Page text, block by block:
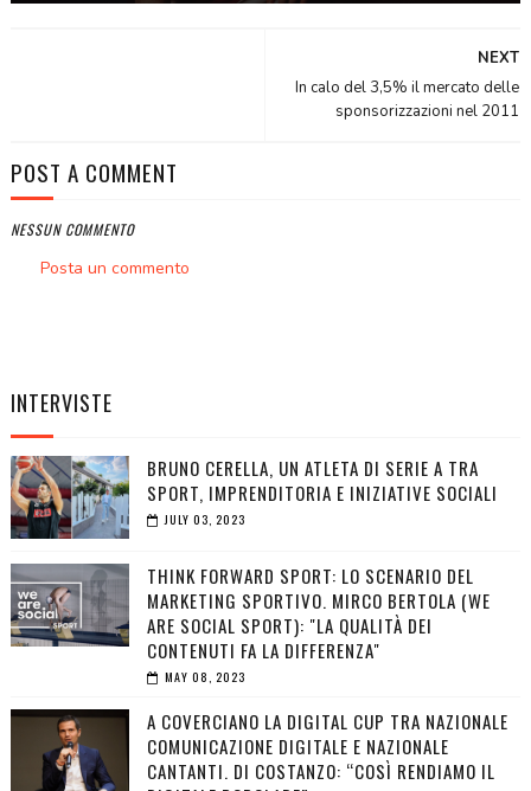
NEXT
In calo del 3,5% il mercato delle
sponsorizzazioni nel 2011
POST A COMMENT
NESSUN COMMENTO
Posta un commento
INTERVISTE
BRUNO CERELLA, UN ATLETA DI SERIE A TRA
SPORT, IMPRENDITORIA E INIZIATIVE SOCIALI
JULY 03, 2023
THINK FORWARD SPORT: LO SCENARIO DEL
MARKETING SPORTIVO. MIRCO BERTOLA (WE
ARE SOCIAL SPORT): "LA QUALITÀ DEI
CONTENUTI FA LA DIFFERENZA"
MAY 08, 2023
A COVERCIANO LA DIGITAL CUP TRA NAZIONALE
COMUNICAZIONE DIGITALE E NAZIONALE
CANTANTI. DI COSTANZO: “COSÌ RENDIAMO IL